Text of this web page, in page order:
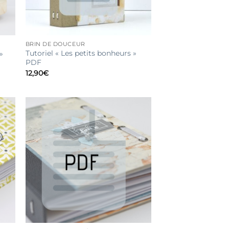
BRIN DE DOUCEUR
Tutoriel « Les petits bonheurs »
PDF
12,90€